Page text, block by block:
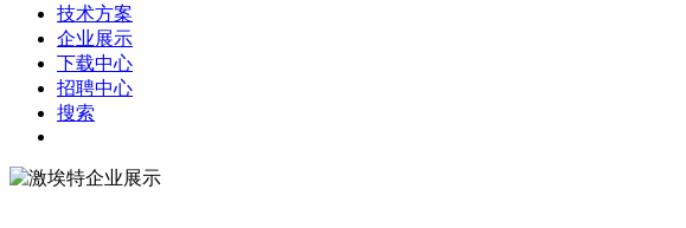
技术方案
企业展示
下载中心
招聘中心
搜索